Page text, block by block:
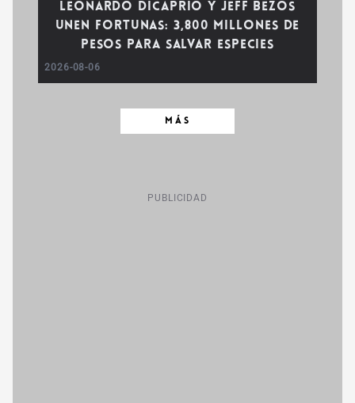
Leonardo DiCaprio y Jeff Bezos
unen fortunas: 3,800 millones de
pesos para salvar especies
2026-08-06
MÁS
PUBLICIDAD